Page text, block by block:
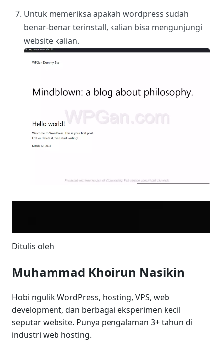
Untuk memeriksa apakah wordpress sudah
benar-benar terinstall, kalian bisa mengunjungi
website kalian.
Ditulis oleh
Muhammad Khoirun Nasikin
Hobi ngulik WordPress, hosting, VPS, web
development, dan berbagai eksperimen kecil
seputar website. Punya pengalaman 3+ tahun di
industri web hosting.